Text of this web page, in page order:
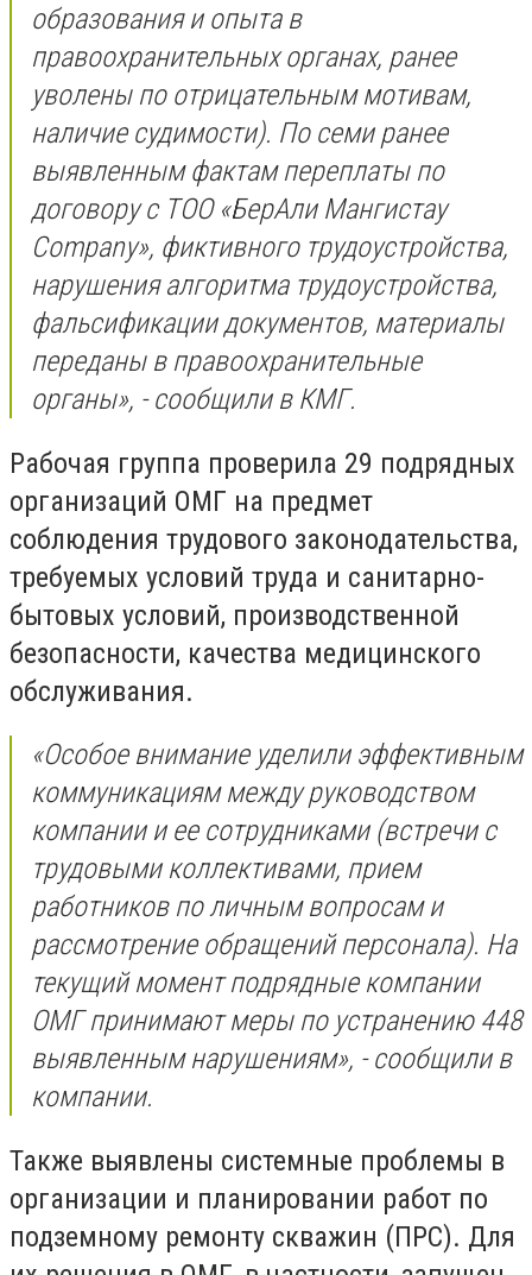
образования и опыта в
правоохранительных органах, ранее
уволены по отрицательным мотивам,
наличие судимости). По семи ранее
выявленным фактам переплаты по
договору с ТОО «БерАли Мангистау
Company», фиктивного трудоустройства,
нарушения алгоритма трудоустройства,
фальсификации документов, материалы
переданы в правоохранительные
органы», - сообщили в КМГ.
Рабочая группа проверила 29 подрядных
организаций ОМГ на предмет
соблюдения трудового законодательства,
требуемых условий труда и санитарно-
бытовых условий, производственной
безопасности, качества медицинского
обслуживания.
«Особое внимание уделили эффективным
коммуникациям между руководством
компании и ее сотрудниками (встречи с
трудовыми коллективами, прием
работников по личным вопросам и
рассмотрение обращений персонала). На
текущий момент подрядные компании
ОМГ принимают меры по устранению 448
выявленным нарушениям», - сообщили в
компании.
Также выявлены системные проблемы в
организации и планировании работ по
подземному ремонту скважин (ПРС). Для